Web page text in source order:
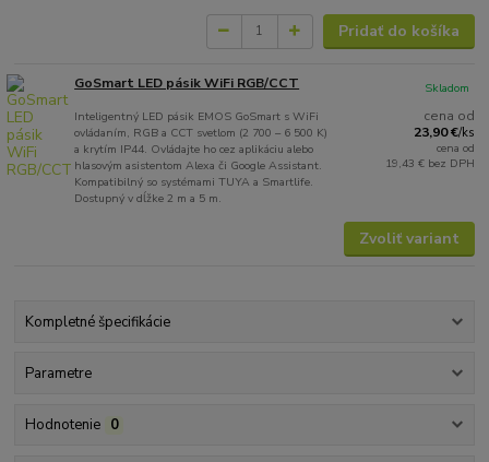
Pridať do košíka
GoSmart LED pásik WiFi RGB/CCT
Inteligentný LED pásik EMOS GoSmart s WiFi
ovládaním, RGB a CCT svetlom (2 700 – 6 500 K)
a krytím IP44. Ovládajte ho cez aplikáciu alebo
hlasovým asistentom Alexa či Google Assistant.
Kompatibilný so systémami TUYA a Smartlife.
Dostupný v dĺžke 2 m a 5 m.
cena od
23,90 €/ks
cena od
19,43 € bez DPH
Skladom
Zvoliť variant
Kompletné špecifikácie
Parametre
Hodnotenie 0